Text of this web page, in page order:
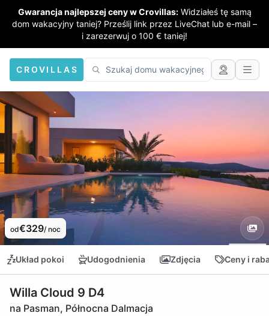
Gwarancja najlepszej ceny w Crovillas: Widziałeś tę samą
dom wakacyjny taniej? Prześlij link przez LiveChat lub e-mail –
i zarezerwuj o 100 € taniej!
CROVILLAS
od€329/ noc
Układ pokoi Udogodnienia Zdjęcia Ceny i
Willa Cloud 9 D4
na Pasman, Północna Dalmacja